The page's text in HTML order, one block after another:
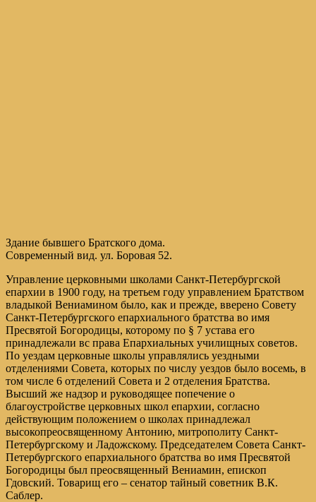
Здание бывшего Братского дома.
Современный вид. ул. Боровая 52.
Управление церковными школами Санкт-Петербургской
епархии в 1900 году, на третьем году управлением Братством
владыкой Вениамином было, как и прежде, вверено Совету
Санкт-Петербургского епархиального братства во имя
Пресвятой Богородицы, которому по § 7 устава его
принадлежали вс права Епархиальных училищных советов.
По уездам церковные школы управлялись уездными
отделениями Совета, которых по числу уездов было восемь, в
том числе 6 отделений Совета и 2 отделения Братства.
Высший же надзор и руководящее попечение о
благоустройстве церковных школ епархии, согласно
действующим положением о школах принадлежал
высокопреосвященному Антонию, митрополиту Санкт-
Петербургскому и Ладожскому. Председателем Совета Санкт-
Петербургского епархиального братства во имя Пресвятой
Богородицы был преосвященный Вениамин, епископ
Гдовский. Товарищ его – сенатор тайный советник В.К.
Саблер.